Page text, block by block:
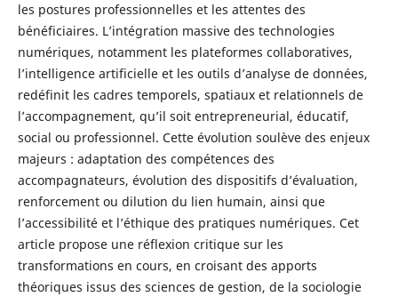
les postures professionnelles et les attentes des
bénéficiaires. L’intégration massive des technologies
numériques, notamment les plateformes collaboratives,
l’intelligence artificielle et les outils d’analyse de données,
redéfinit les cadres temporels, spatiaux et relationnels de
l’accompagnement, qu’il soit entrepreneurial, éducatif,
social ou professionnel. Cette évolution soulève des enjeux
majeurs : adaptation des compétences des
accompagnateurs, évolution des dispositifs d’évaluation,
renforcement ou dilution du lien humain, ainsi que
l’accessibilité et l’éthique des pratiques numériques. Cet
article propose une réflexion critique sur les
transformations en cours, en croisant des apports
théoriques issus des sciences de gestion, de la sociologie